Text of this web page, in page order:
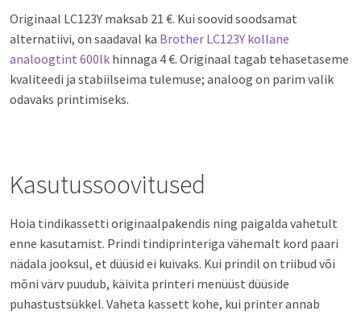
Originaal LC123Y maksab 21 €. Kui soovid soodsamat
alternatiivi, on saadaval ka Brother LC123Y kollane
analoogtint 600lk hinnaga 4 €. Originaal tagab tehasetaseme
kvaliteedi ja stabiilseima tulemuse; analoog on parim valik
odavaks printimiseks.
Kasutussoovitused
Hoia tindikassetti originaalpakendis ning paigalda vahetult
enne kasutamist. Prindi tindiprinteriga vähemalt kord paari
nädala jooksul, et düüsid ei kuivaks. Kui prindil on triibud või
mõni värv puudub, käivita printeri menüüst düüside
puhastustsükkel. Vaheta kassett kohe, kui printer annab